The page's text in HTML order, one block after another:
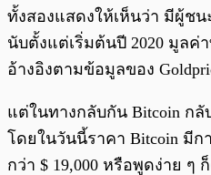
ทั้งสองแสดงให้เห็นว่า มีผู้ชน
นับตั้งแต่เริ่มต้นปี 2020 มูลค่
อ้างอิงตามข้อมูลของ
แต่ในทางกลับกัน Bitcoin กลั
โดยในวันนี้ราคา Bitcoin มี
กว่า $ 19,000 หรือพูดง่าย ๆ